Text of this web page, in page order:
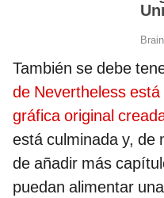
También se debe
de Nevertheless
gráfica original
está culminada y, de
de añadir más
puedan alimentar